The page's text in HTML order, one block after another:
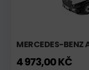
MERCEDES-BENZ
4 973,00 KČ